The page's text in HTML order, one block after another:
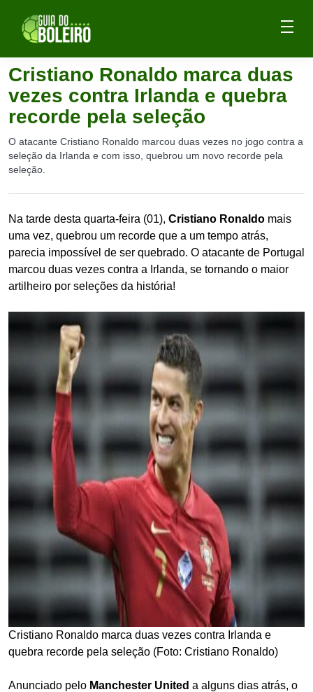
Cristiano Ronaldo marca duas
vezes contra Irlanda e quebra
recorde pela seleção
O atacante Cristiano Ronaldo marcou duas vezes no jogo contra a
seleção da Irlanda e com isso, quebrou um novo recorde pela
seleção.
Na tarde desta quarta-feira (01), Cristiano Ronaldo mais
uma vez, quebrou um recorde que a um tempo atrás,
parecia impossível de ser quebrado. O atacante de Portugal
marcou duas vezes contra a Irlanda, se tornando o maior
artilheiro por seleções da história!
Cristiano Ronaldo marca duas vezes contra Irlanda e
quebra recorde pela seleção (Foto: Cristiano Ronaldo)
Anunciado pelo Manchester United a alguns dias atrás, o